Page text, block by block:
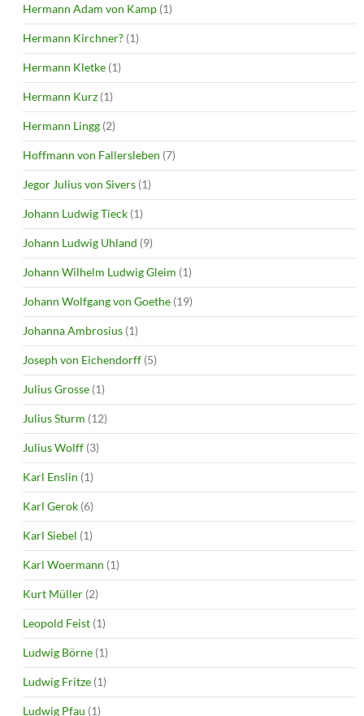
Hermann Adam von Kamp (1)
Hermann Kirchner? (1)
Hermann Kletke (1)
Hermann Kurz (1)
Hermann Lingg (2)
Hoffmann von Fallersleben (7)
Jegor Julius von Sivers (1)
Johann Ludwig Tieck (1)
Johann Ludwig Uhland (9)
Johann Wilhelm Ludwig Gleim (1)
Johann Wolfgang von Goethe (19)
Johanna Ambrosius (1)
Joseph von Eichendorff (5)
Julius Grosse (1)
Julius Sturm (12)
Julius Wolff (3)
Karl Enslin (1)
Karl Gerok (6)
Karl Siebel (1)
Karl Woermann (1)
Kurt Müller (2)
Leopold Feist (1)
Ludwig Börne (1)
Ludwig Fritze (1)
Ludwig Pfau (1)